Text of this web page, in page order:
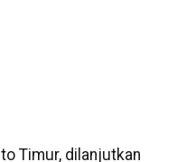
Timur, dilanjutkan